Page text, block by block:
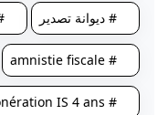
# ديوانة تصدير
# amnistie fiscale
# exonération IS 4 ans